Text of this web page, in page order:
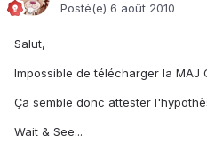
Posté(e) 6 août 2010
Salut,
Impossible de télécharger la MAJ
Ça semble donc attester
Wait & See...